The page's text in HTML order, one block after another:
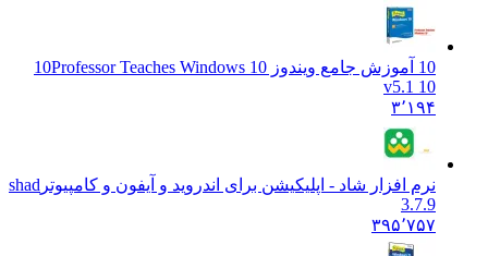
10 آموزش جامع ویندوز 10
Professor Teaches Windows 10
v5.1 10
۳٬۱۹۴
نرم افزار شاد - اپلیکیشن برای اندروید و آیفون و کامپیوتر shad
3.7.9
۳۹۵٬۷۵۷